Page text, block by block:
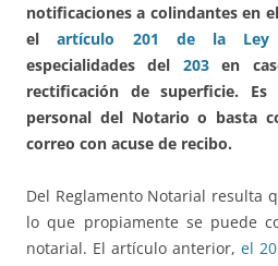
notificaciones a colindantes en
el artículo 201 de la Ley
especialidades del 203en
rectificación de superficie.
personal del Notario o basta
correo con acuse de recibo.
Del Reglamento Notarial resulta
lo que propiamente se puede
notarial. El artículo anterior, el